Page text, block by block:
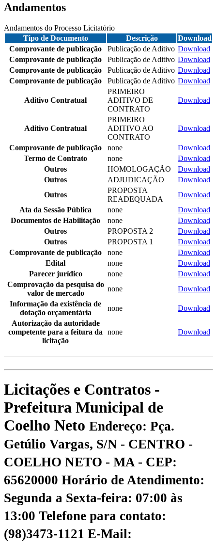
Andamentos
Andamentos do Processo Licitatório
Tipo de Documento
Descrição
Download
Comprovante de publicação
Publicação de Aditivo Download
Comprovante de publicação
Publicação de Aditivo Download
Comprovante de publicação
Publicação de Aditivo Download
Comprovante de publicação
Publicação de Aditivo Download
Aditivo Contratual
PRIMEIRO
ADITIVO DE
CONTRATO
Download
Aditivo Contratual
PRIMEIRO
ADITIVO AO
CONTRATO
Download
Comprovante de publicação none
Download
Termo de Contrato
none
Download
Outros
HOMOLOGAÇÃO
Download
Outros
ADJUDICAÇÃO
Download
Outros
PROPOSTA
READEQUADA
Download
Ata da Sessão Pública
none
Download
Documentos de Habilitação
none
Download
Outros
PROPOSTA 2
Download
Outros
PROPOSTA 1
Download
Comprovante de publicação
none
Download
Edital
none
Download
Parecer jurídico
none
Download
Comprovação da pesquisa do
valor de mercado
none
Download
Informação da existência de
dotação orçamentária
none
Download
Autorização da autoridade
competente para a feitura da
licitação
none Download
Licitações e Contratos -
Prefeitura Municipal de
Coelho Neto Endereço: Pça.
Getúlio Vargas, S/N - CENTRO -
COELHO NETO - MA - CEP:
65620000 Horário de Atendimento:
Segunda a Sexta-feira: 07:00 às
13:00 Telefone para contato:
(98)3473-1121 E-Mail: